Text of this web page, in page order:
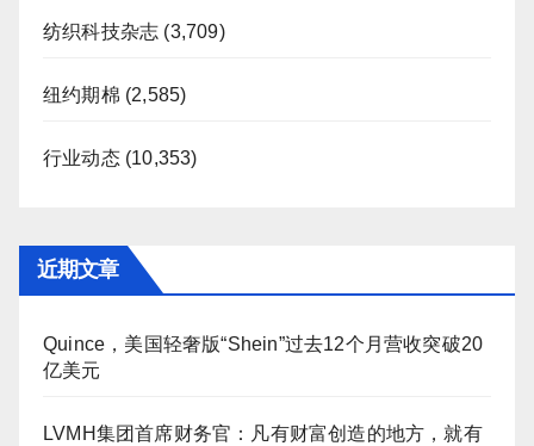
纺织科技杂志 (3,709)
纽约期棉 (2,585)
行业动态(10,353)
近期文章
Quince，美国轻奢版“Shein”过去12个月营收突破20
亿美元
LVMH集团首席财务官：凡有财富创造的地方，就有